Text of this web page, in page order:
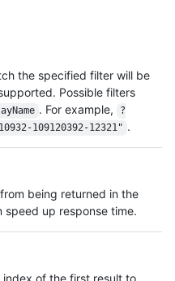
the specified filter will be
Possible filters
. For example,
?
109120392-12321" .
being returned in the
speed up response time.